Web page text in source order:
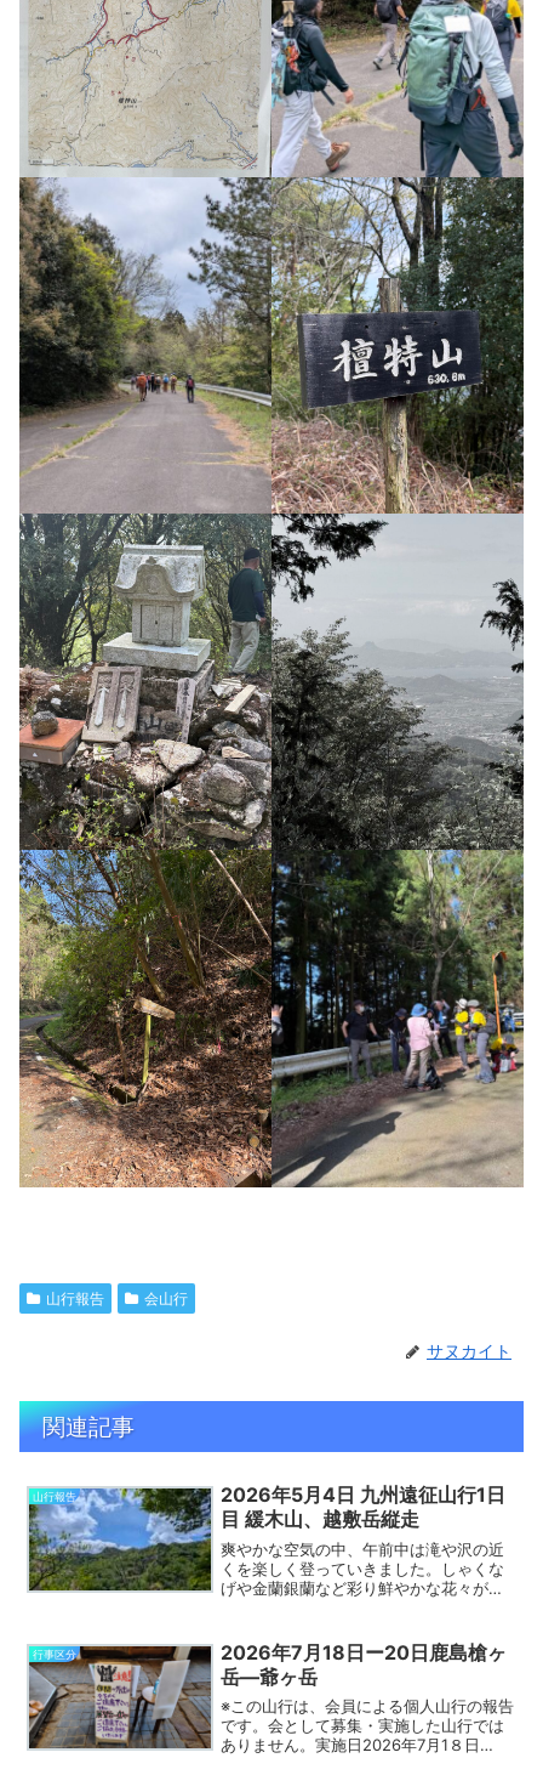
山行報告 会山行
サヌカイト
関連記事
山行報告
2026年5月4日 九州遠征山行1日
目 緩木山、越敷岳縦走
爽やかな空気の中、午前中は滝や沢の近
くを楽しく登っていきました。しゃくな
げや金蘭銀蘭など彩り鮮やかな花々が山
を楽しみました😊頂上付近の風が冷たす
ぎていっとき凍えそうに...
行事区分
2026年7月18日ー20日鹿島槍ヶ
岳—爺ヶ岳
※この山行は、会員による個人山行の報告
です。会として募集・実施した山行では
ありません。実施日2026年7月1８日